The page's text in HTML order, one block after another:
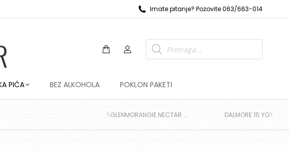
Imate pitanje? Pozovite 063/663-014
PIĆA BEZ ALKOHOLA POKLON PAKETI
GLENMORANGIE NECTAR D’OR DALMORE 15 YO